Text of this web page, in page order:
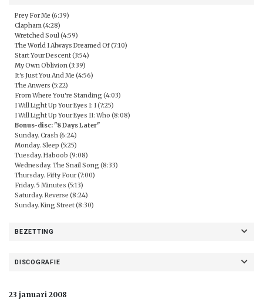
Prey For Me (6:39)
Clapham (4:28)
Wretched Soul (4:59)
The World I Always Dreamed Of (7:10)
Start Your Descent (3:54)
My Own Oblivion (3:39)
It's Just You And Me (4:56)
The Anwers (5:22)
From Where You're Standing (4:03)
I Will Light Up Your Eyes I: I (7:25)
I Will Light Up Your Eyes II: Who (8:08)
Bonus-disc: "8 Days Later"
Sunday. Crash (6:24)
Monday. Sleep (5:25)
Tuesday. Haboob (9:08)
Wednesday. The Snail Song (8:33)
Thursday. Fifty Four (7:00)
Friday. 5 Minutes (5:13)
Saturday. Reverse (8:24)
Sunday. King Street (8:30)
BEZETTING
DISCOGRAFIE
23 januari 2008